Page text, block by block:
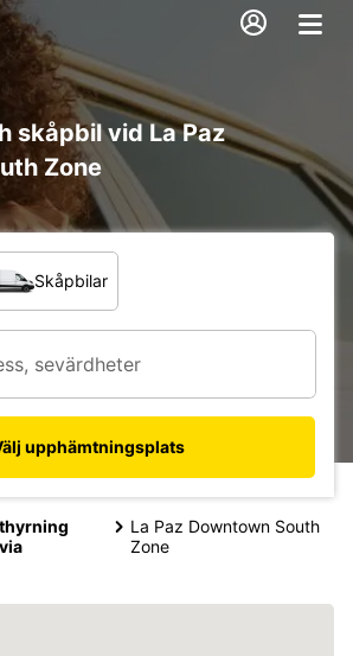
skåpbil vid La Paz
Zone
Skåpbilar
upphämtningsplats
La Paz Downtown South
Zone